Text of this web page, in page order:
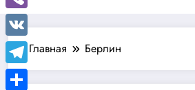
Главная Берлин
Viber
VK
Telegram